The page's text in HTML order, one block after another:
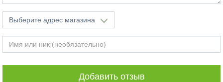
Выберите адрес магазина
Добавить отзыв